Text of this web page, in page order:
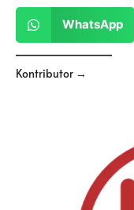
WhatsApp
Kontributor →